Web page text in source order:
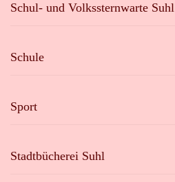
Schul- und Volkssternwarte Suhl
Schule
Sport
Stadtbücherei Suhl